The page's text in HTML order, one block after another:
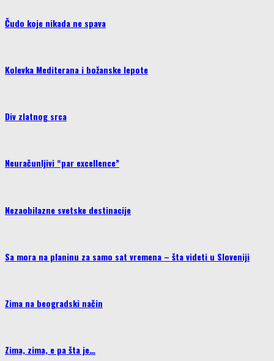
Čudo koje nikada ne spava
Kolevka Mediterana i božanske lepote
Div zlatnog srca
Neuračunljivi “par excellence”
Nezaobilazne svetske destinacije
Sa mora na planinu za samo sat vremena – šta videti u Sloveniji
Zima na beogradski način
Zima, zima, e pa šta je…